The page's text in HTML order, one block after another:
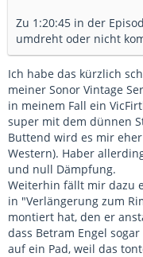
Zu 1:20:45 in der
umdreht oder nicht
Ich habe das kürzlich
meiner Sonor Vintage
in meinem Fall ein
super mit dem dünnen
Buttend wird es mir
Western). Haber
und null Dämpfung.
Weiterhin fällt mir dazu
in "Verlängerung zum
montiert hat, den er
dass Betram Engel
auf ein Pad, weil das